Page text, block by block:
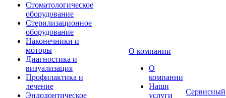
Стоматологическое
оборудование
Стерилизационное
оборудование
Наконечники и
моторы
Диагностика и
визуализация
Профилактика и
лечение
Эндодонтическое
О компании
О
компании
Наши
услуги
Сервисный